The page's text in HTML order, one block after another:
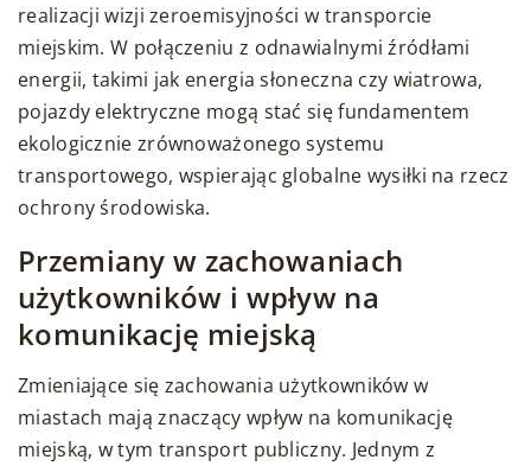
realizacji wizji zeroemisyjności w transporcie
miejskim. W połączeniu z odnawialnymi źródłami
energii, takimi jak energia słoneczna czy wiatrowa,
pojazdy elektryczne mogą stać się fundamentem
ekologicznie zrównoważonego systemu
transportowego, wspierając globalne wysiłki na rzecz
ochrony środowiska.
Przemiany w zachowaniach
użytkowników i wpływ na
komunikację miejską
Zmieniające się zachowania użytkowników w
miastach mają znaczący wpływ na komunikację
miejską, w tym transport publiczny. Jednym z